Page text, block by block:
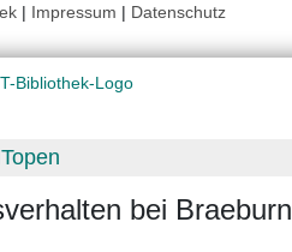
| Impressum | Datenschutz
bei Braeburn